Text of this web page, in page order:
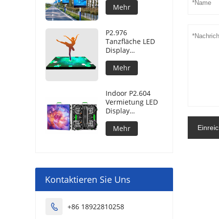
Freien
Mehr
P2.976
Tanzfläche LED
Display
Bildschirm im
Freien
Mehr
Indoor P2.604
Vermietung LED
Display
Bildschirm
Mehr
Kontaktieren Sie Uns
 +86 18922810258